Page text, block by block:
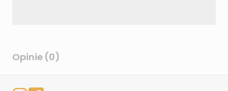
Opinie (0)